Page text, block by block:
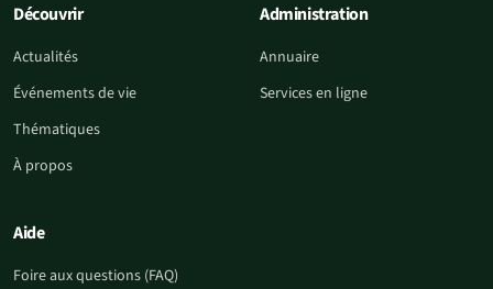
Découvrir
Actualités
Événements de vie
Thématiques
À propos
Administration
Annuaire
Services en ligne
Aide
Foire aux questions (FAQ)